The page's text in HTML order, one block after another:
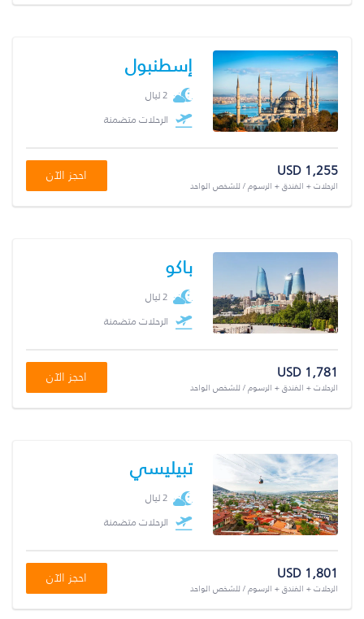
إسطنبول
2 ليال
الرحلات متضمنة
USD 1,255
الرحلات + الفندق + الرسوم / للشخص الواحد
احجز الآن
باكو
2 ليال
الرحلات متضمنة
USD 1,781
الرحلات + الفندق + الرسوم / للشخص الواحد
احجز الآن
تبيليسي
2 ليال
الرحلات متضمنة
USD 1,801
الرحلات + الفندق + الرسوم / للشخص الواحد
احجز الآن